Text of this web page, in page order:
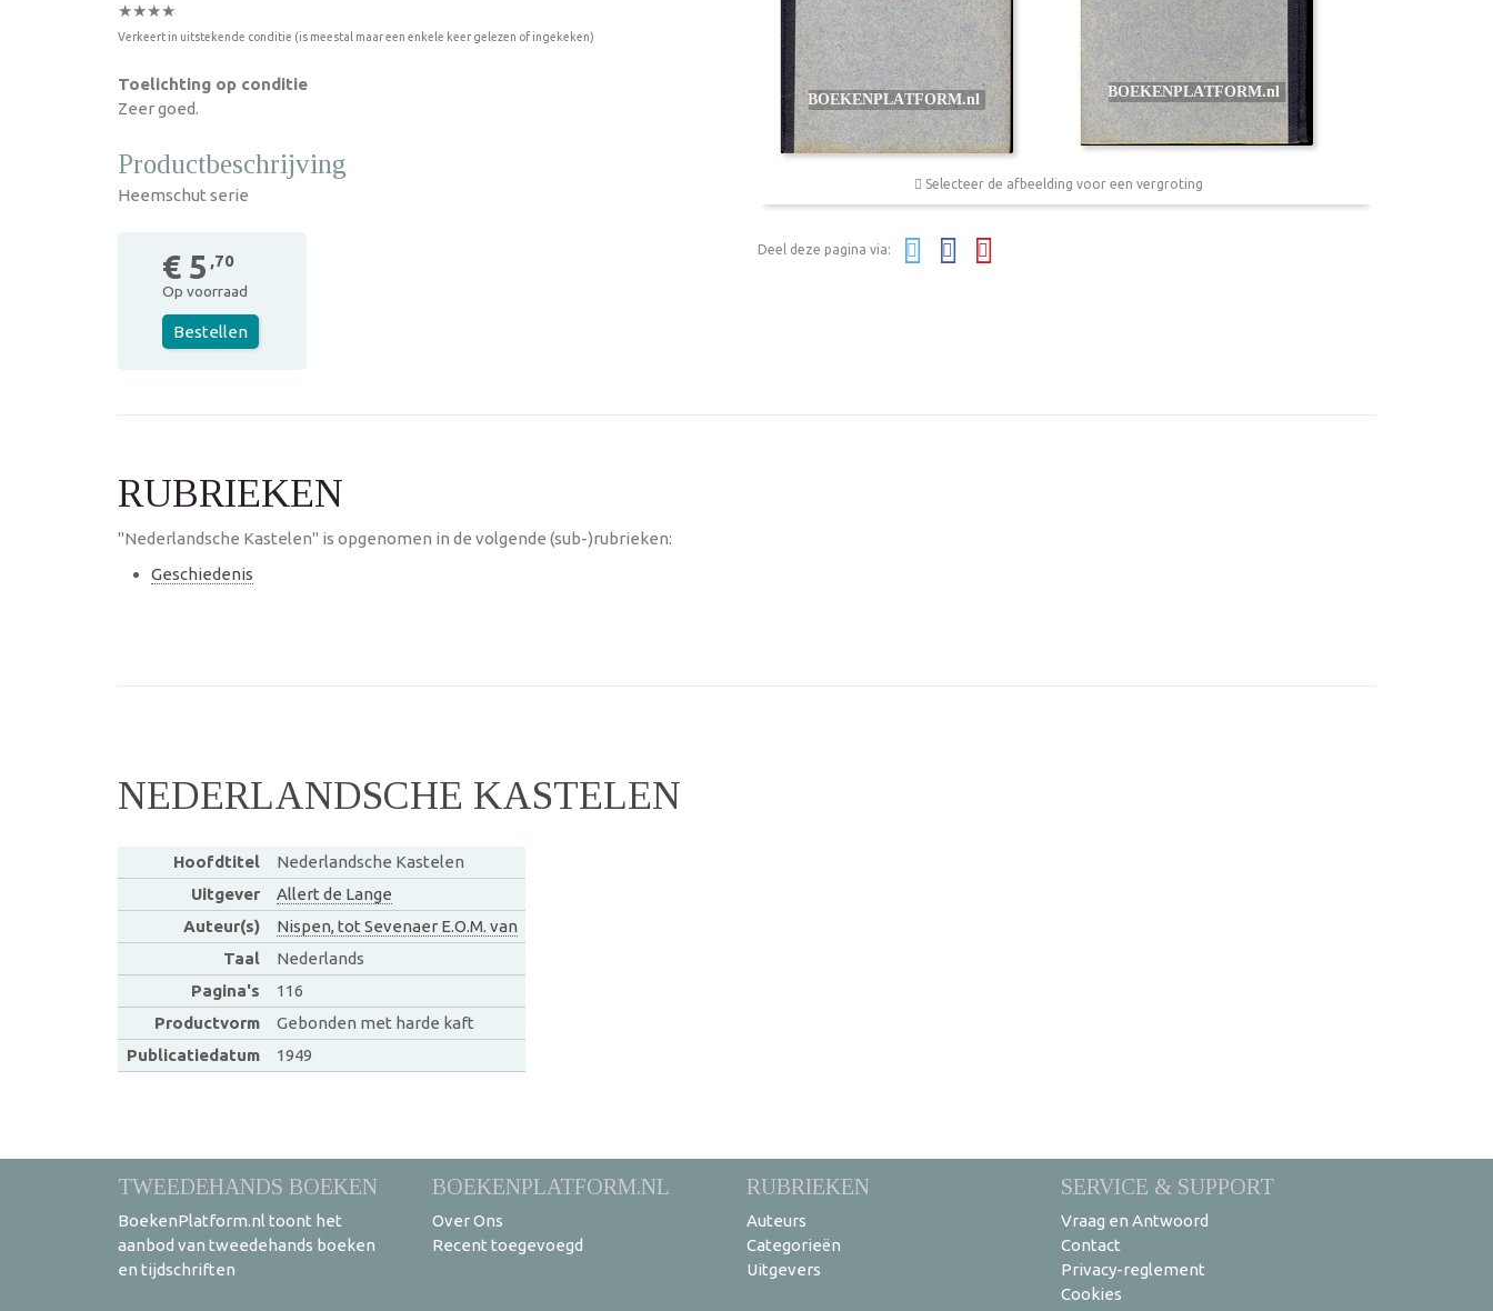
★★★★
Verkeert in uitstekende conditie (is meestal maar een enkele keer gelezen of ingekeken)
Toelichting op conditie
Zeer goed.
Productbeschrijving
Heemschut serie
€ 5 ,70
Op voorraad
Bestellen
Selecteer de afbeelding voor een vergroting
Deel deze pagina via:
RUBRIEKEN
"Nederlandsche Kastelen" is opgenomen in de volgende (sub-)rubrieken:
Geschiedenis
NEDERLANDSCHE KASTELEN
Hoofdtitel
Nederlandsche Kastelen
Uitgever
Allert de Lange
Auteur(s)
Nispen, tot Sevenaer E.O.M. van
Taal
Nederlands
Pagina's
116
Productvorm
Gebonden met harde kaft
Publicatiedatum
1949
TWEEDEHANDS BOEKEN
BoekenPlatform.nl toont het
aanbod van tweedehands boeken
en tijdschriften
BOEKENPLATFORM.NL
Over Ons
Recent toegevoegd
RUBRIEKEN
Auteurs
Categorieën
Uitgevers
SERVICE & SUPPORT
Vraag en Antwoord
Contact
Privacy-reglement
Cookies